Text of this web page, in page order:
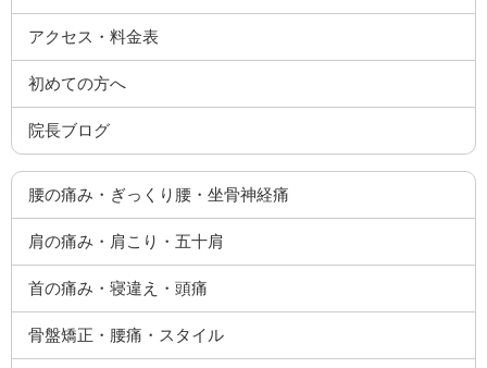
アクセス・料金表
初めての方へ
院長ブログ
腰の痛み・ぎっくり腰・坐骨神経痛
肩の痛み・肩こり・五十肩
首の痛み・寝違え・頭痛
骨盤矯正・腰痛・スタイル